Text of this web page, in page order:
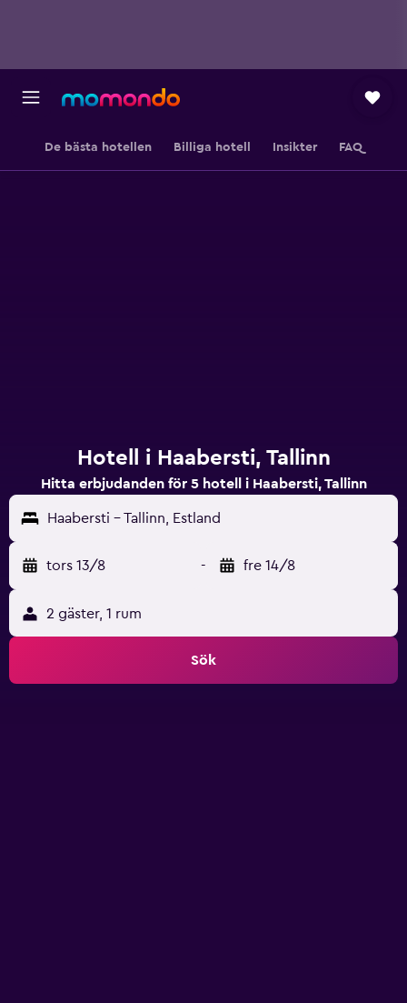
De bästa hotellen Billiga hotell Insikter FAQ
Hotell i Haabersti, Tallinn
Hitta erbjudanden för 5 hotell i Haabersti, Tallinn
Haabersti - Tallinn, Estland
tors 13/8 - fre 14/8
2 gäster, 1 rum
Sök